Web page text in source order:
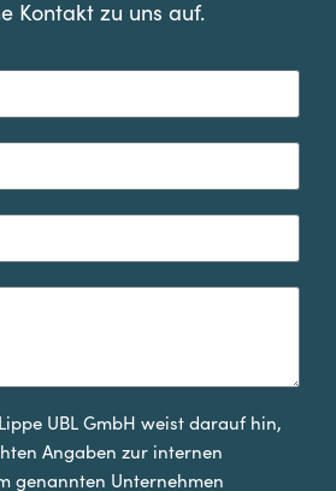
Kontakt zu uns auf.
UBL GmbH weist darauf hin,
Angaben zur internen
genannten Unternehmen